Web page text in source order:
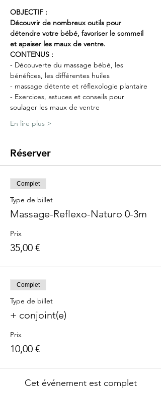
OBJECTIF :
Découvrir de nombreux outils pour
détendre votre bébé, favoriser le sommeil
et apaiser les maux de ventre.
CONTENUS :
- Découverte du massage bébé, les
bénéfices, les différentes huiles
- massage détente et réflexologie plantaire
- Exercices, astuces et conseils pour
soulager les maux de ventre
En lire plus >
Réserver
Complet
Type de billet
Massage-Reflexo-Naturo 0-3m
Prix
35,00 €
Complet
Type de billet
+ conjoint(e)
Prix
10,00 €
Cet événement est complet